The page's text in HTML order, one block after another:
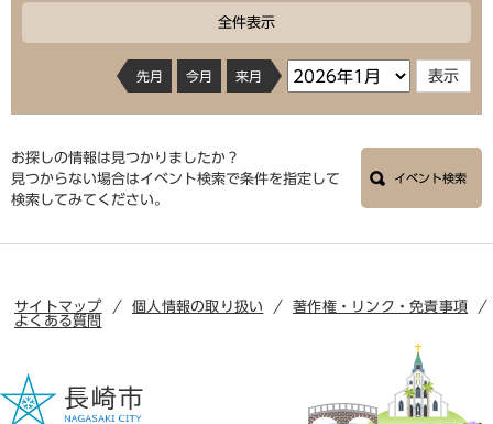
全件表示
先月 今月 来月
お探しの情報は見つかりましたか？
見つからない場合はイベント検索で条件を指定して
検索してみてください。
イベント検索
サイトマップ 個人情報の取り扱い
著作権・リンク・免責事項
よくある質問